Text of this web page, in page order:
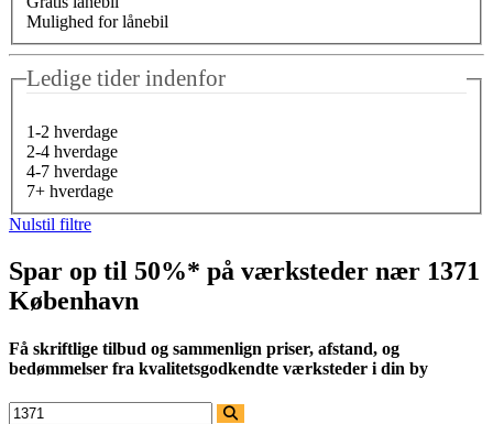
Mulighed for lånebil
Ledige tider indenfor
1-2 hverdage
2-4 hverdage
4-7 hverdage
7+ hverdage
Nulstil filtre
Spar op til 50%* på værksteder nær 1371
København
Få skriftlige tilbud og sammenlign priser, afstand, og
bedømmelser fra kvalitetsgodkendte værksteder i din by